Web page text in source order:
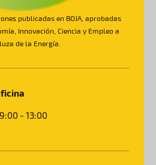
publicadas en BOJA, aprobadas
Innovación, Ciencia y Empleo a
de la Energía.
- 13:00